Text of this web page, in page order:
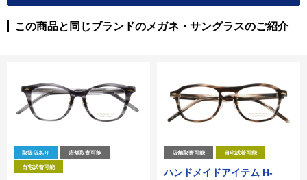
この商品と同じブランドのメガネ・サングラスのご紹介
取扱店あり 店舗取寄可能
自宅試着可能
店舗取寄可能 自宅試着可能
ハンドメイドアイテム H-